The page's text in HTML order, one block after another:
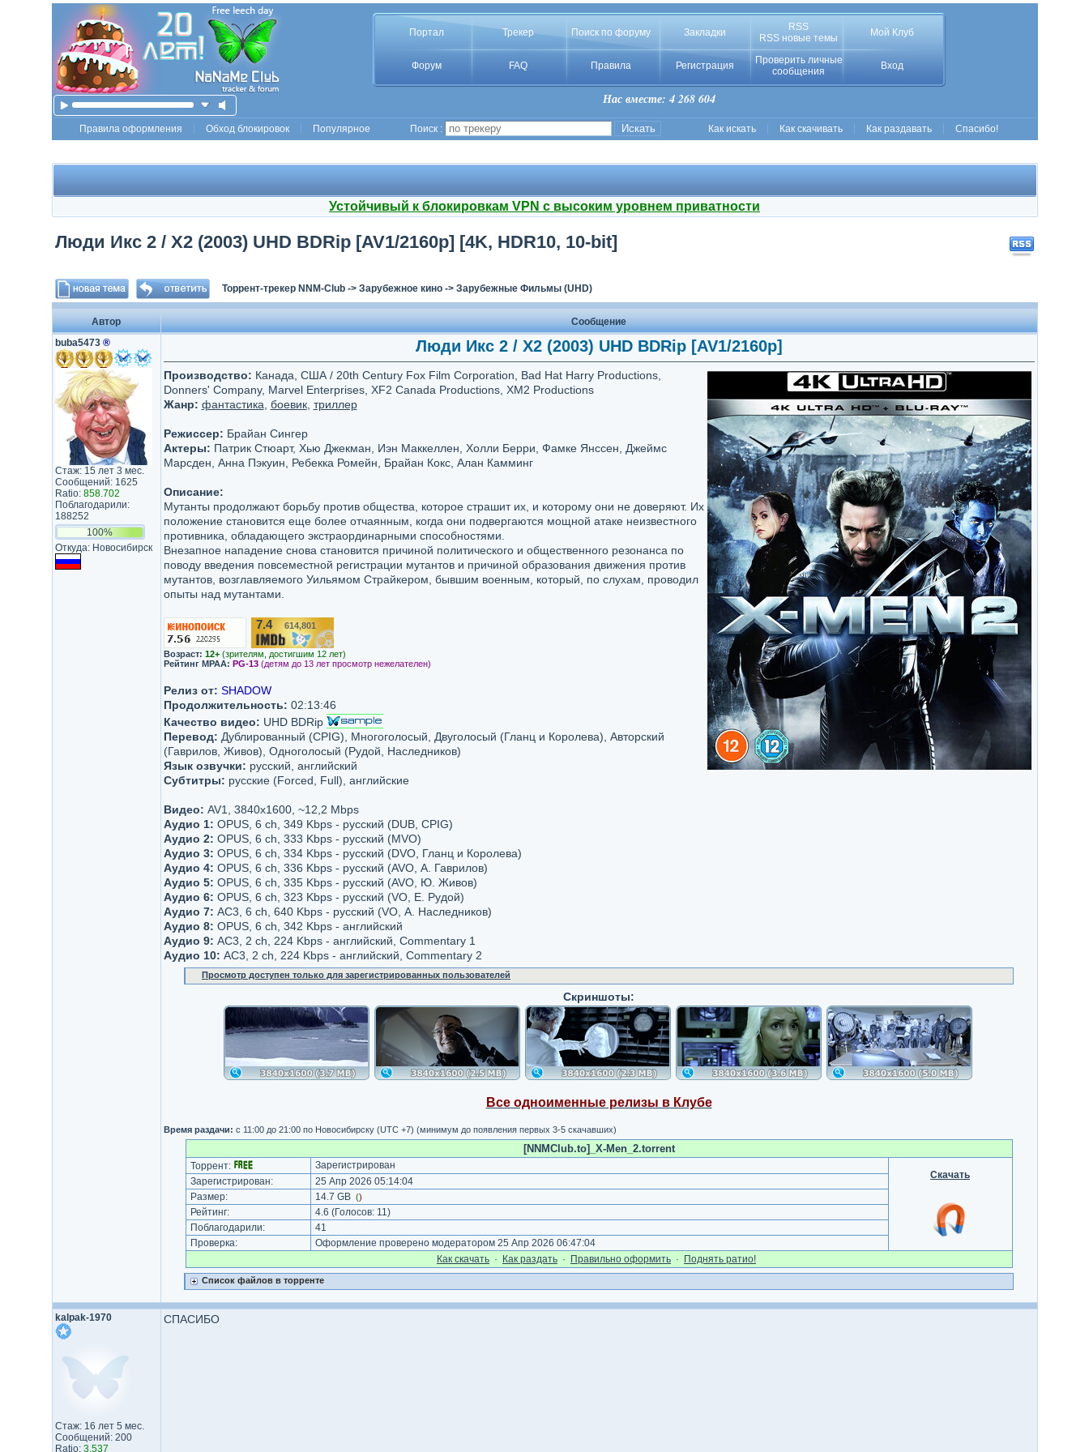
Портал Трекер Поиск по форуму Закладки
RSS
RSS новые темы
Мой Клуб
Форум FAQ Правила Регистрация
Проверить личные
сообщения
Вход
Нас вместе: 4 268 604
Правила оформления Обход блокировок Популярное Поиск : Как искать Как скачивать Как раздавать Спасибо!
Устойчивый к блокировкам VPN с высоким уровнем приватности
Люди Икс 2 / X2 (2003) UHD BDRip [AV1/2160p] [4K, HDR10, 10-bit]
Торрент-трекер NNM-Club-> Зарубежное кино-> Зарубежные Фильмы (UHD)
Автор
Сообщение
buba5473 ®
Стаж: 15 лет 3 мес.
Сообщений: 1625
Ratio: 858.702
Поблагодарили:
188252
100%
Откуда: Новосибирск
Люди Икс 2 / X2 (2003) UHD BDRip [AV1/2160p]
Производство: Канада, США / 20th Century Fox Film Corporation, Bad Hat Harry Productions,
Donners' Company, Marvel Enterprises, XF2 Canada Productions, XM2 Productions
Жанр: фантастика боевик, триллер
Режиссер: Брайан Сингер
Актеры: Патрик Стюарт, Хью Джекман, Иэн Маккеллен, Холли Берри, Фамке Янссен, Джеймс
Марсден, Анна Пэкуин, Ребекка Ромейн, Брайан Кокс, Алан Камминг
Описание:
Мутанты продолжают борьбу против общества, которое страшит их, и которому они не доверяют. Их
положение становится еще более отчаянным, когда они подвергаются мощной атаке неизвестного
противника, обладающего экстраординарными способностями.
Внезапное нападение снова становится причиной политического и общественного резонанса по
поводу введения повсеместной регистрации мутантов и причиной образования движения против
мутантов, возглавляемого Уильямом Страйкером, бывшим военным, который, по слухам, проводил
опыты над мутантами.
7.4/10 614,801
Возраст: 12+(зрителям, достигшим 12 лет)
Рейтинг MPAA: PG-13(детям до 13 лет просмотр нежелателен)
Релиз от: SHADOW
Продолжительность: 02:13:46
Качество видео: UHD BDRip
Перевод: Дублированный (CPIG), Многоголосый, Двуголосый (Гланц и Королева), Авторский
(Гаврилов, Живов), Одноголосый (Рудой, Наследников)
Язык озвучки: русский, английский
Субтитры: русские (Forced, Full), английские
Видео: AV1, 3840x1600, ~12,2 Mbps
Аудио 1: OPUS, 6 ch, 349 Kbps - русский (DUB, CPIG)
Аудио 2: OPUS, 6 ch, 333 Kbps - русский (MVO)
Аудио 3: OPUS, 6 ch, 334 Kbps - русский (DVO, Гланц и Королева)
Аудио 4: OPUS, 6 ch, 336 Kbps - русский (AVO, А. Гаврилов)
Аудио 5: OPUS, 6 ch, 335 Kbps - русский (AVO, Ю. Живов)
Аудио 6: OPUS, 6 ch, 323 Kbps - русский (VO, Е. Рудой)
Аудио 7: AC3, 6 ch, 640 Kbps - русский (VO, А. Наследников)
Аудио 8: OPUS, 6 ch, 342 Kbps - английский
Аудио 9: AC3, 2 ch, 224 Kbps - английский, Commentary 1
Аудио 10: AC3, 2 ch, 224 Kbps - английский, Commentary 2
Просмотр доступен только для зарегистрированных пользователей
Скриншоты:
Все одноименные релизы в Клубе
Время раздачи: с 11:00 до 21:00 по Новосибирску (UTC +7) (минимум до появления первых 3-5 скачавших)
[NNMClub.to]_X-Men_2.torrent
Торрент:
Зарегистрирован
Скачать
Зарегистрирован:
25 Апр 2026 05:14:04
Размер:
14.7 GB ()
Рейтинг: 4.6 (Голосов: 11)
Поблагодарили:
41
Проверка:
Оформление проверено модератором 25 Апр 2026 06:47:04
Как cкачать · Как раздать · Правильно оформить · Поднять ратио!
Список файлов в торренте
kalpak-1970
Стаж: 16 лет 5 мес.
Сообщений: 200
Ratio: 3.537
СПАСИБО